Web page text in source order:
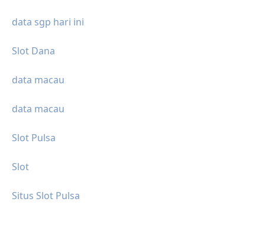
data sgp hari ini
Slot Dana
data macau
data macau
Slot Pulsa
Slot
Situs Slot Pulsa